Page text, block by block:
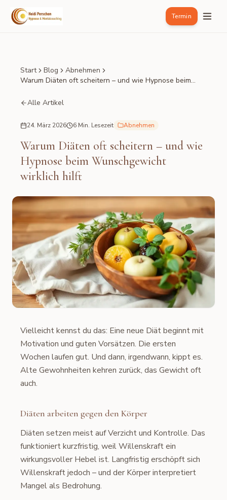
Termin
Start Blog
Abnehmen
Warum Diäten oft scheitern – und wie Hypnose beim
Alle Artikel
24. März 2026 6 Min. Lesezeit Abnehmen
Warum Diäten oft scheitern – und wie
Hypnose beim Wunschgewicht
wirklich hilft
Vielleicht kennst du das: Eine neue Diät beginnt mit
Motivation und guten Vorsätzen. Die ersten
Wochen laufen gut. Und dann, irgendwann, kippt es.
Alte Gewohnheiten kehren zurück, das Gewicht oft
auch.
Diäten arbeiten gegen den Körper
Diäten setzen meist auf Verzicht und Kontrolle. Das
funktioniert kurzfristig, weil Willenskraft ein
wirkungsvoller Hebel ist. Langfristig erschöpft sich
Willenskraft jedoch – und der Körper interpretiert
Mangel als Bedrohung.